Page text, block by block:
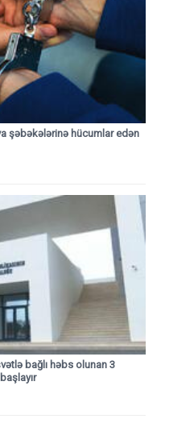
şəbəkələrinə hücumlar edən
bağlı həbs olunan 3